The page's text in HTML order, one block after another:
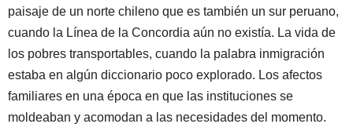
paisaje de un norte chileno que es también un sur peruano,
cuando la Línea de la Concordia aún no existía. La vida de
los pobres transportables, cuando la palabra inmigración
estaba en algún diccionario poco explorado. Los afectos
familiares en una época en que las instituciones se
moldeaban y acomodan a las necesidades del momento.